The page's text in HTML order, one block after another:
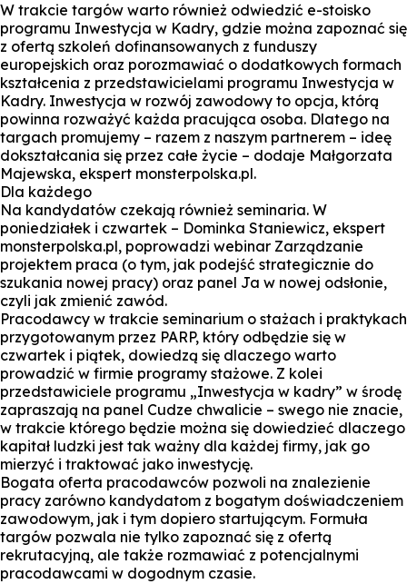
W trakcie targów warto również odwiedzić e-stoisko
programu Inwestycja w Kadry, gdzie można zapoznać się
z ofertą szkoleń dofinansowanych z funduszy
europejskich oraz porozmawiać o dodatkowych formach
kształcenia z przedstawicielami programu Inwestycja w
Kadry. Inwestycja w rozwój zawodowy to opcja, którą
powinna rozważyć każda pracująca osoba. Dlatego na
targach promujemy – razem z naszym partnerem – ideę
dokształcania się przez całe życie – dodaje Małgorzata
Majewska, ekspert monsterpolska.pl.
Dla każdego
Na kandydatów czekają również seminaria. W
poniedziałek i czwartek – Dominka Staniewicz, ekspert
monsterpolska.pl, poprowadzi webinar Zarządzanie
projektem praca (o tym, jak podejść strategicznie do
szukania nowej pracy) oraz panel Ja w nowej odsłonie,
czyli jak zmienić zawód.
Pracodawcy w trakcie seminarium o stażach i praktykach
przygotowanym przez PARP, który odbędzie się w
czwartek i piątek, dowiedzą się dlaczego warto
prowadzić w firmie programy stażowe. Z kolei
przedstawiciele programu „Inwestycja w kadry” w środę
zapraszają na panel Cudze chwalicie – swego nie znacie,
w trakcie którego będzie można się dowiedzieć dlaczego
kapitał ludzki jest tak ważny dla każdej firmy, jak go
mierzyć i traktować jako inwestycję.
Bogata oferta pracodawców pozwoli na znalezienie
pracy zarówno kandydatom z bogatym doświadczeniem
zawodowym, jak i tym dopiero startującym. Formuła
targów pozwala nie tylko zapoznać się z ofertą
rekrutacyjną, ale także rozmawiać z potencjalnymi
pracodawcami w dogodnym czasie.